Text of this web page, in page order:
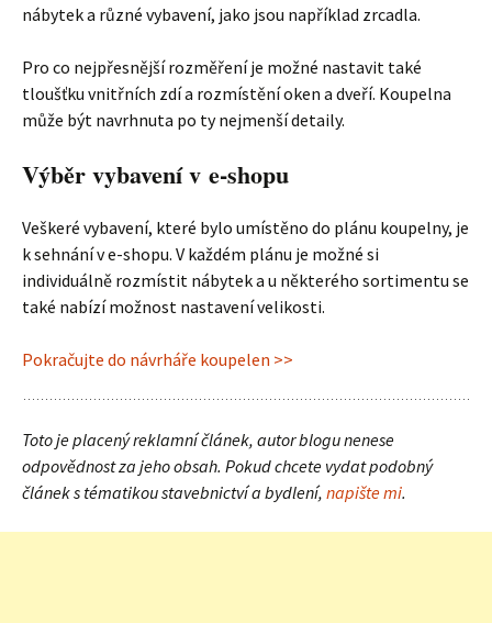
nábytek a různé vybavení, jako jsou například zrcadla.
Pro co nejpřesnější rozměření je možné nastavit také
tloušťku vnitřních zdí a rozmístění oken a dveří. Koupelna
může být navrhnuta po ty nejmenší detaily.
Výběr vybavení v e-shopu
Veškeré vybavení, které bylo umístěno do plánu koupelny, je
k sehnání v e-shopu. V každém plánu je možné si
individuálně rozmístit nábytek a u některého sortimentu se
také nabízí možnost nastavení velikosti.
Pokračujte do návrháře koupelen >>
Toto je placený reklamní článek, autor blogu nenese
odpovědnost za jeho obsah. Pokud chcete vydat podobný
článek s tématikou stavebnictví a bydlení, napište mi.